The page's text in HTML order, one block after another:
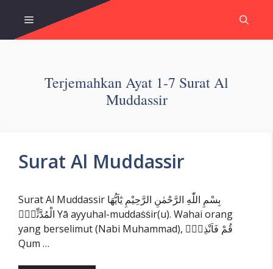
content
Menu
Terjemahkan Ayat 1-7 Surat Al
Muddassir
Surat Al Muddassir
Surat Al Muddassir بِسْمِ اللّٰهِ الرَّحْمٰنِ الرَّحِيْمِ يٰٓاَيُّهَا
الْمُدَّثِّرُۙ Yā ayyuhal-muddaṡṡir(u). Wahai orang
yang berselimut (Nabi Muhammad), قُمْ فَاَنْذِرْۖ
Qum …